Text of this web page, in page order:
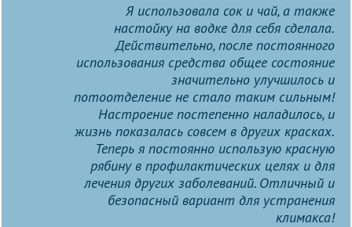
Я использовала сок и чай, а также
настойку на водке для себя сделала.
Действительно, после постоянного
использования средства общее состояние
значительно улучшилось и
потоотделение не стало таким сильным!
Настроение постепенно наладилось, и
жизнь показалась совсем в других красках.
Теперь я постоянно использую красную
рябину в профилактических целях и для
лечения других заболеваний. Отличный и
безопасный вариант для устранения
климакса!